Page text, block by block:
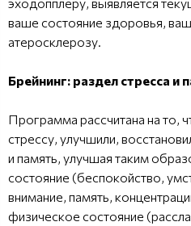
ваше состояние здоровья,
атеросклерозу.
Брейнинг: раздел стресса и
Программа рассчитана на
стрессу, улучшили,
и память, улучшая таким
состояние (беспокойство,
внимание, память,
физическое состояние